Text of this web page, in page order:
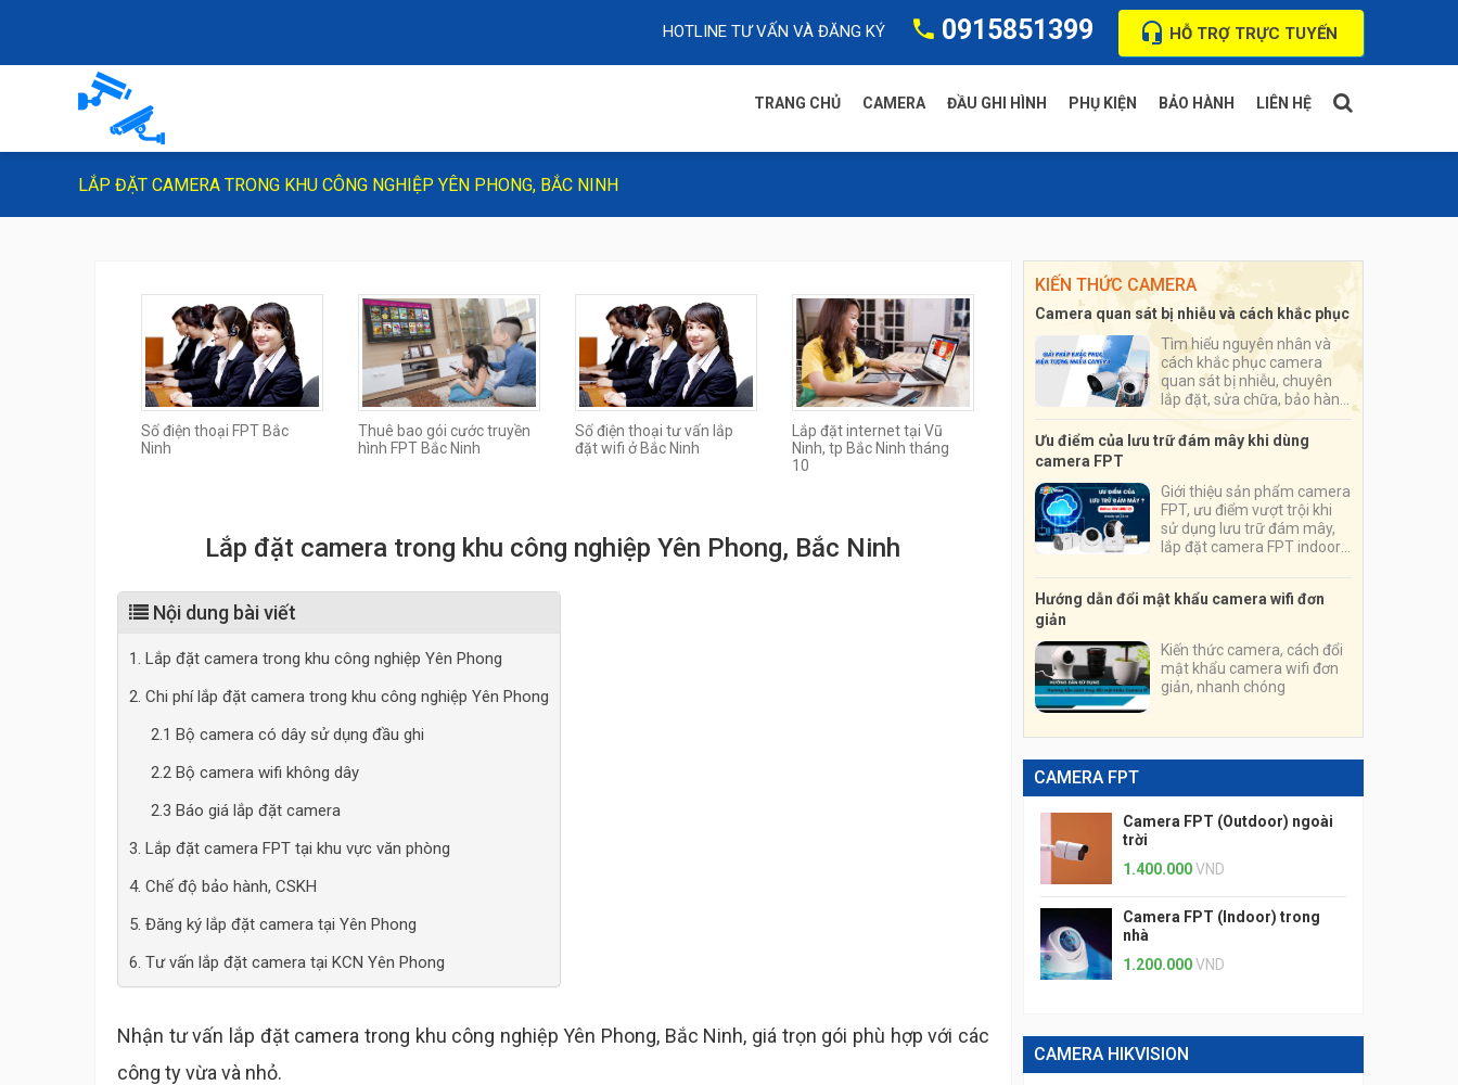
HOTLINE TƯ VẤN VÀ ĐĂNG KÝ 0915851399 HỖ TRỢ TRỰC TUYẾN
TRANG CHỦ CAMERA
Camera HIKvision
Camera Tiandy
Camera WiFi
ĐẦU GHI HÌNH PHỤ KIỆN
Hộp kỹ thuật camera
Đầu nối tín hiệu jack BNC
BẢO HÀNH LIÊN HỆ
LẮP ĐẶT CAMERA TRONG KHU CÔNG NGHIỆP YÊN PHONG, BẮC NINH
Số điện thoại FPT Bắc
Ninh
Thuê bao gói cước truyền
hình FPT Bắc Ninh
Số điện thoại tư vấn lắp
đặt wifi ở Bắc Ninh
Lắp đặt internet tại Vũ
Ninh, tp Bắc Ninh tháng
10
Lắp đặt camera trong khu công nghiệp Yên Phong, Bắc Ninh
Nội dung bài viết
1. Lắp đặt camera trong khu công nghiệp Yên Phong
2. Chi phí lắp đặt camera trong khu công nghiệp Yên Phong
2.1 Bộ camera có dây sử dụng đầu ghi
2.2 Bộ camera wifi không dây
2.3 Báo giá lắp đặt camera
3. Lắp đặt camera FPT tại khu vực văn phòng
4. Chế độ bảo hành, CSKH
5. Đăng ký lắp đặt camera tại Yên Phong
6. Tư vấn lắp đặt camera tại KCN Yên Phong
Nhận tư vấn lắp đặt camera trong khu công nghiệp Yên Phong, Bắc Ninh, giá trọn gói phù hợp với các
công ty vừa và nhỏ.
KIẾN THỨC CAMERA
Camera quan sát bị nhiễu và cách khắc phục
Tìm hiểu nguyên nhân và
cách khắc phục camera
quan sát bị nhiễu, chuyên
lắp đặt, sửa chữa, bảo hành
nhân, hộ gia đình, cửa hàng,
doanh nghiệp
Ưu điểm của lưu trữ đám mây khi dùng
camera FPT
Giới thiệu sản phẩm camera
FPT, ưu điểm vượt trội khi
sử dụng lưu trữ đám mây,
lắp đặt camera FPT indoor,
Hướng dẫn đổi mật khẩu camera wifi đơn
giản
Kiến thức camera, cách đổi
mật khẩu camera wifi đơn
giản, nhanh chóng
CAMERA FPT
Camera FPT (Outdoor) ngoài
trời
1.400.000VND
Camera FPT (Indoor) trong
nhà
1.200.000VND
CAMERA HIKVISION